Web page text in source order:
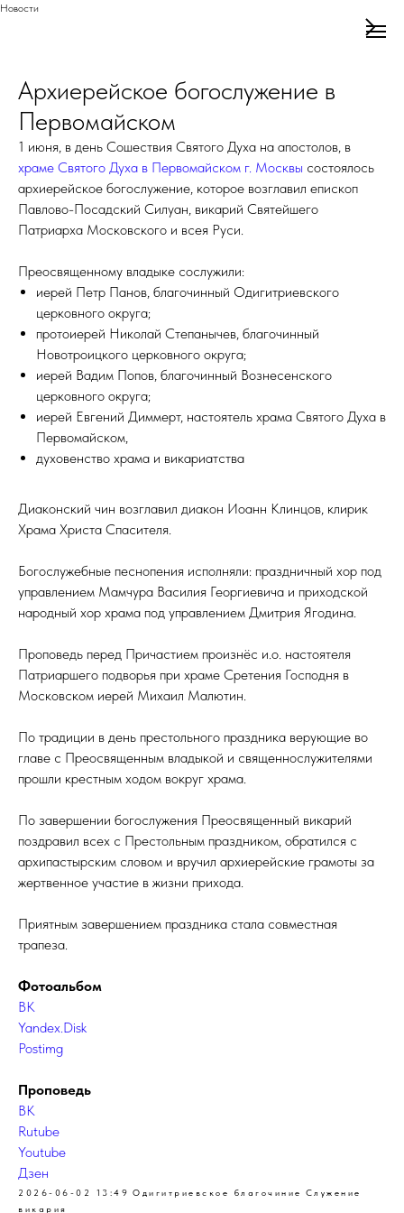
Новости
Архиерейское богослужение в
Первомайском
1 июня, в день Сошествия Святого Духа на апостолов, в
храме Святого Духа в Первомайском г. Москвы состоялось
архиерейское богослужение, которое возглавил епископ
Павлово-Посадский Силуан, викарий Святейшего
Патриарха Московского и всея Руси.
Преосвященному владыке сослужили:
иерей Петр Панов, благочинный Одигитриевского
церковного округа;
протоиерей Николай Степанычев, благочинный
Новотроицкого церковного округа;
иерей Вадим Попов, благочинный Вознесенского
церковного округа;
иерей Евгений Диммерт, настоятель храма Святого Духа в
Первомайском,
духовенство храма и викариатства
Диаконский чин возглавил диакон Иоанн Клинцов, клирик
Храма Христа Спасителя.
Богослужебные песнопения исполняли: праздничный хор под
управлением Мамчура Василия Георгиевича и приходской
народный хор храма под управлением Дмитрия Ягодина.
Проповедь перед Причастием произнёс и.о. настоятеля
Патриаршего подворья при храме Сретения Господня в
Московском иерей Михаил Малютин.
По традиции в день престольного праздника верующие во
главе с Преосвященным владыкой и священнослужителями
прошли крестным ходом вокруг храма.
По завершении богослужения Преосвященный викарий
поздравил всех с Престольным праздником, обратился с
архипастырским словом и вручил архиерейские грамоты за
жертвенное участие в жизни прихода.
Приятным завершением праздника стала совместная
трапеза.
Фотоальбом
ВК
Yandex.Disk
Postimg
Проповедь
ВК
Rutube
Youtube
Дзен
2026-06-02 13:49 Одигитриевское благочиние Служение
викария